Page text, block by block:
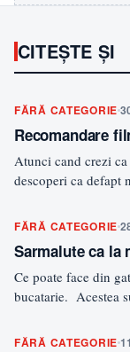
CITEȘTE ȘI
FĂRĂ CATEGORIE
Recomandare
Atunci cand crezi ca
descoperi ca defapt
FĂRĂ CATEGORIE
Sarmalute ca la
Ce poate face din
bucatarie. Acestea
FĂRĂ CATEGORIE